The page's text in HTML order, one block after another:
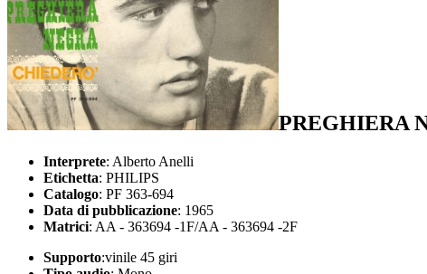
PREGHIERA
Interprete: Alberto Anelli
Etichetta: PHILIPS
Catalogo: PF 363-694
Data di pubblicazione: 1965
Matrici: AA - 363694 -1F/AA - 363694 -2F
Supporto:vinile 45 giri